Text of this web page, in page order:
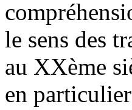
le sens des
au XXème
en